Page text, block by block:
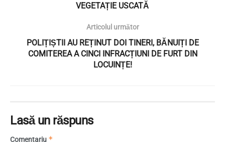
VEGETAȚIE USCATĂ
Articolul următor
POLIȚIȘTII AU REȚINUT DOI TINERI, BĂNUIȚI DE
COMITEREA A CINCI INFRACȚIUNI DE FURT DIN
LOCUINȚE!
Lasă un răspuns
Comentariu *